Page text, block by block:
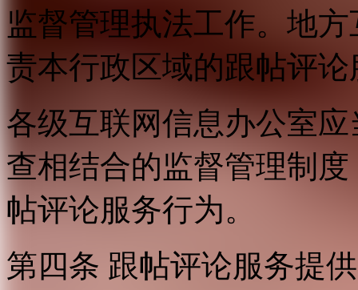
监督管理执法工作。地
责本行政区域的跟帖评
各级互联网信息办公室
查相结合的监督管理制
帖评论服务行为。
第四条 跟帖评论服务提